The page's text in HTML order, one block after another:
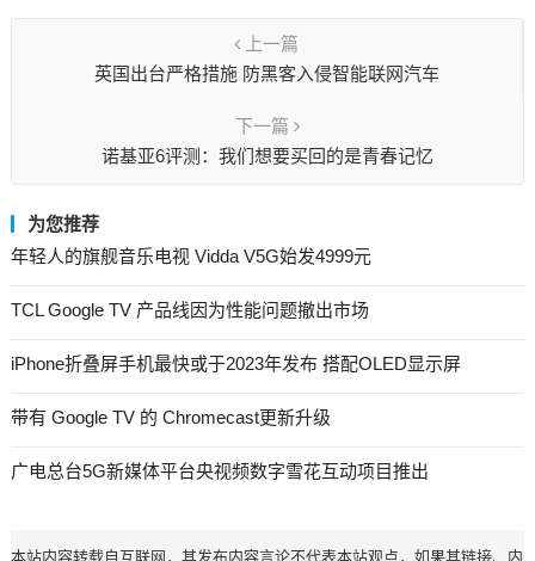
上一篇
英国出台严格措施 防黑客入侵智能联网汽车
下一篇
诺基亚6评测：我们想要买回的是青春记忆
为您推荐
年轻人的旗舰音乐电视 Vidda V5G始发4999元
TCL Google TV 产品线因为性能问题撤出市场
iPhone折叠屏手机最快或于2023年发布 搭配OLED显示屏
带有 Google TV 的 Chromecast更新升级
广电总台5G新媒体平台央视频数字雪花互动项目推出
本站内容转载自互联网，其发布内容言论不代表本站观点，如果其链接、内